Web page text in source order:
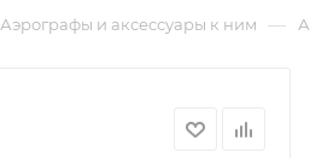
Аэрографы и аксессуары к ним —